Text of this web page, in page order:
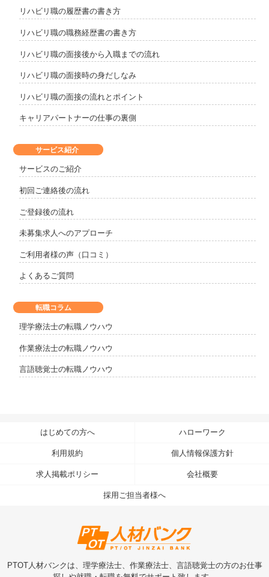
サービス紹介
サービスのご紹介
初回ご連絡後の流れ
ご登録後の流れ
未募集求人へのアプローチ
ご利用者様の声（口コミ）
よくあるご質問
リハビリ職の履歴書の書き方
リハビリ職の職務経歴書の書き方
リハビリ職の面接後から入職までの流れ
リハビリ職の面接時の身だしなみ
リハビリ職の面接の流れとポイント
キャリアパートナーの仕事の裏側
転職コラム
理学療法士の転職ノウハウ
作業療法士の転職ノウハウ
言語聴覚士の転職ノウハウ
はじめての方へ ハローワーク
利用規約 個人情報保護方針
求人掲載ポリシー 会社概要
採用ご担当者様へ
PTOT人材バンクは、理学療法士、作業療法士、言語聴覚士の方のお仕事